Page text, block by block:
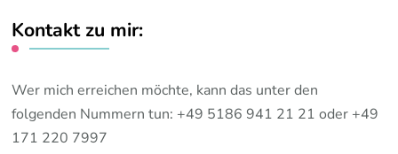
Kontakt zu mir:
Wer mich erreichen möchte, kann das unter den
folgenden Nummern tun: +49 5186 941 21 21 oder +49
171 220 7997